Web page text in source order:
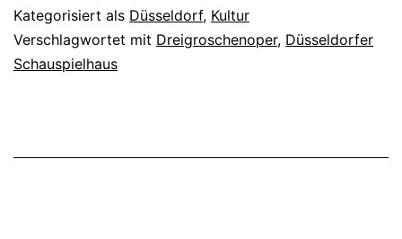
Kategorisiert als Düsseldorf, Kultur
Verschlagwortet mit Dreigroschenoper, Düsseldorfer
Schauspielhaus